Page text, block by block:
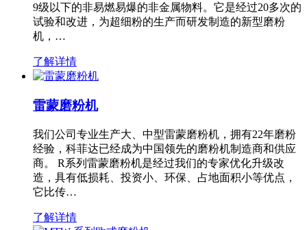
9级以下的非易燃易爆的非金属物料。它是经过20多次的
试验和改进，为超细粉的生产而研发制造的新型磨粉
机，…
了解详情
雷蒙磨粉机
我们公司专业生产大、中型雷蒙磨粉机，拥有22年磨粉
经验，科菲达已经成为中国领先的磨粉机制造商和供应
商。 R系列雷蒙磨粉机是经过我们的专家优化升级改
造，具有低损耗、投资小、环保、占地面积小等优点，
它比传…
了解详情